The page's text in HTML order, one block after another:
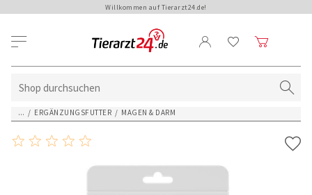
Willkommen auf Tierarzt24.de!
... / ERGÄNZUNGSFUTTER / MAGEN & DARM